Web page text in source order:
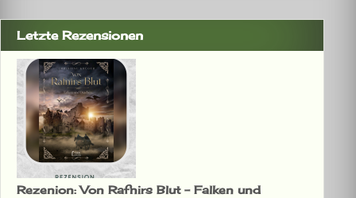
Letzte Rezensionen
Rezenion: Von Rafnirs Blut – Falken und